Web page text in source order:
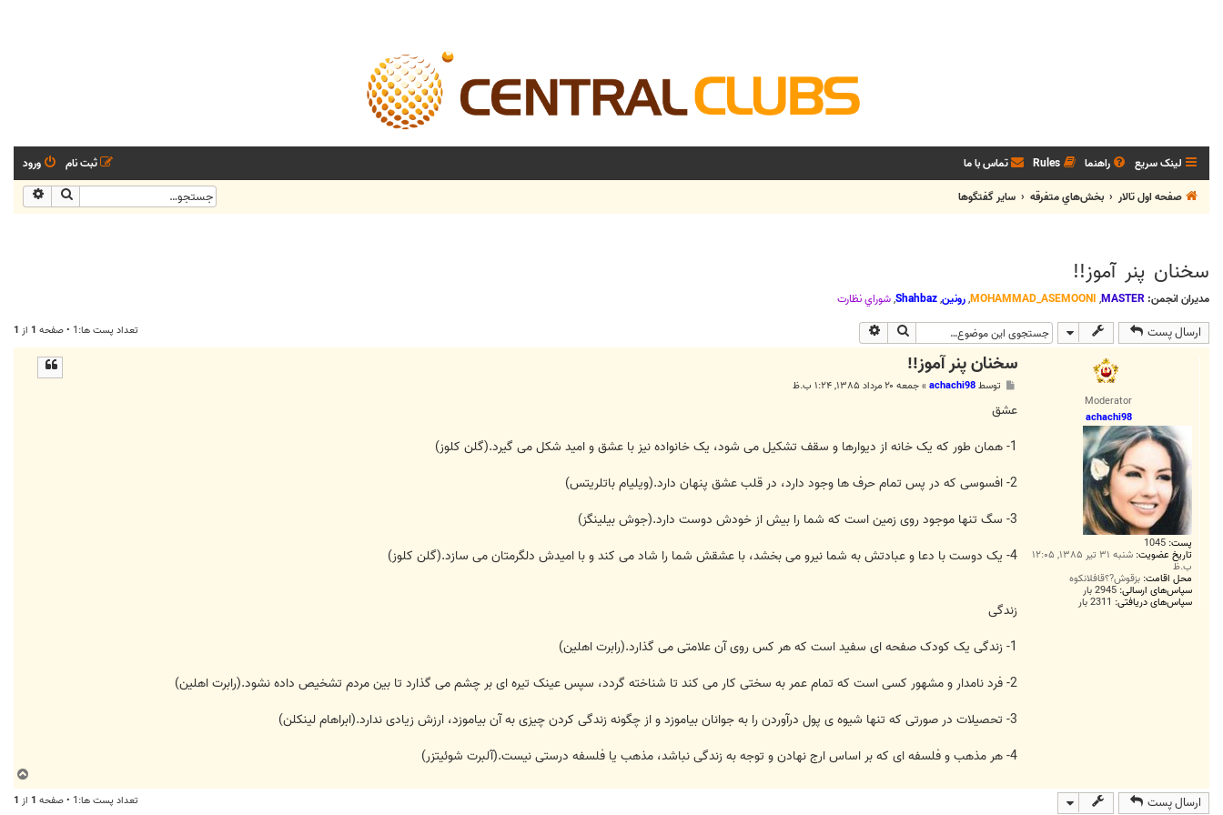
لینک سریع راهنما Rules تماس با ما ورود
ثبت نام
صفحه اول تالار
بخش‌‌هاي متفرقه ساير گفتگوها جستجو
سخنان پنر آموز!!
مدیران انجمن: MASTER
,
MOHAMMAD_ASEMOONI
,رونین,
Shahbaz
,شوراي نظارت
ارسال پست جستجو تعداد پست ها:1 • صفحه 1 از 1
Moderator
achachi98
پست: 1045
تاریخ عضویت: شنبه ۳۱ تیر ۱۳۸۵, ۱۲:۰۵
ب.ظ
محل اقامت: بزقوش?؟قافلانکوه
سپاس‌های ارسالی: 2945 بار
سپاس‌های دریافتی: 2311 بار
سخنان پنر آموز!!
ت
توسطachachi98
»جمعه ۲۰ مرداد ۱۳۸۵, ۱:۲۴ ب.ظ
عشق
1- همان طور که یک خانه از دیوارها و سقف تشکیل می شود، یک خانواده نیز با عشق و امید شکل می گیرد.(گلن کلوز)
2- افسوسی که در پس تمام حرف ها وجود دارد، در قلب عشق پنهان دارد.(ویلیام باتلریتس)
3- سگ تنها موجود روی زمین است که شما را بیش از خودش دوست دارد.(جوش بیلینگز)
4- یک دوست با دعا و عبادتش به شما نیرو می بخشد، با عشقش شما را شاد می کند و با امیدش دلگرمتان می سازد.(گلن کلوز)
زندگی
1- زندگی یک کودک صفحه ای سفید است که هر کس روی آن علامتی می گذارد.(رابرت اهلین)
2- فرد نامدار و مشهور کسی است که تمام عمر به سختی کار می کند تا شناخته گردد، سپس عینک تیره ای بر چشم می گذارد تا بین مردم تشخیص داده نشود.(رابرت اهلین)
3- تحصیلات در صورتی که تنها شیوه ی پول درآوردن را به جوانان بیاموزد و از چگونه زندگی کردن چیزی به آن بیاموزد، ارزش زیادی ندارد.(ابراهام لینکلن)
4- هر مذهب و فلسفه ای که بر اساس ارج نهادن و توجه به زندگی نباشد، مذهب یا فلسفه درستی نیست.(آلبرت شوئیتزر)
ا
ارسال پست تعداد پست ها:1 • صفحه 1 از 1